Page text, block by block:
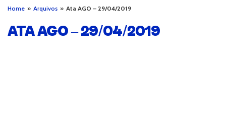
Home » Arquivos » Ata AGO – 29/04/2019
ATA AGO – 29/04/2019